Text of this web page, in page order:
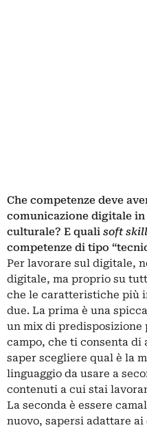
Che competenze deve
comunicazione digitale in
culturale? E quali soft skill
competenze di tipo
Per lavorare sul digitale,
digitale, ma proprio su
che le caratteristiche più
due. La prima è una
un mix di predisposizione
campo, che ti consenta di
saper scegliere qual è la
linguaggio da usare a
contenuti a cui stai
La seconda è essere
nuovo, sapersi adattare